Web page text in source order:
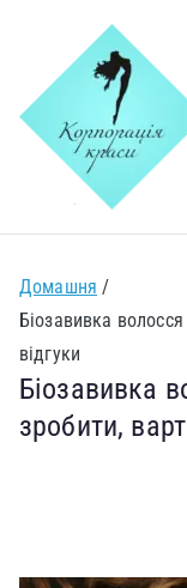
Біозавивка
зробити,
Домашня
Біозавивка
відгуки